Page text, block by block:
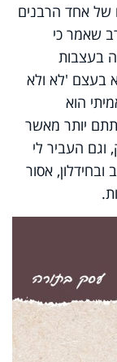
של אחד הרבנים
שאמר כי
בעצבות
בעצם 'לא ולא
הוא
יותר מאשר
העביר לי
אסור